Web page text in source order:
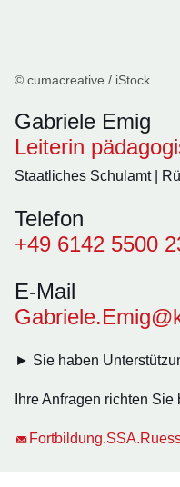
© cumacreative / iStock
Gabriele Emig
Leiterin
Staatliches Schulamt |
Telefon
+49 6142 5500
E-Mail
► Sie haben
Ihre Anfragen richten Sie